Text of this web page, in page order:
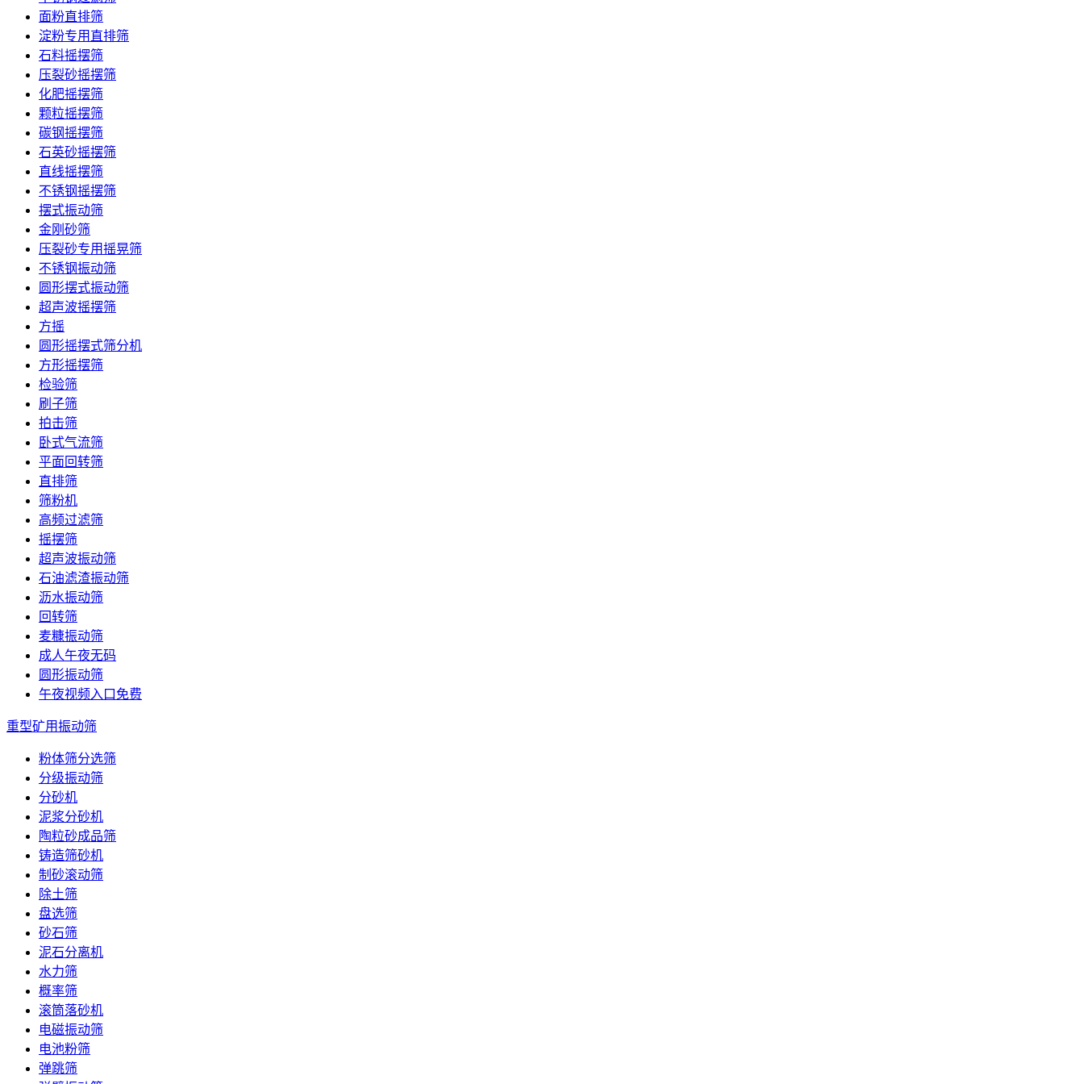
面粉直排筛
淀粉专用直排筛
石料摇摆筛
压裂砂摇摆筛
化肥摇摆筛
颗粒摇摆筛
碳钢摇摆筛
石英砂摇摆筛
直线摇摆筛
不锈钢摇摆筛
摆式振动筛
金刚砂筛
压裂砂专用摇晃筛
不锈钢振动筛
圆形摆式振动筛
超声波摇摆筛
方摇
圆形摇摆式筛分机
方形摇摆筛
检验筛
刷子筛
拍击筛
卧式气流筛
平面回转筛
直排筛
筛粉机
高频过滤筛
摇摆筛
超声波振动筛
石油滤渣振动筛
沥水振动筛
回转筛
麦糠振动筛
成人午夜无码
圆形振动筛
午夜视频入口免费
重型矿用振动筛
粉体筛分选筛
分级振动筛
分砂机
泥浆分砂机
陶粒砂成品筛
铸造筛砂机
制砂滚动筛
除土筛
盘选筛
砂石筛
泥石分离机
水力筛
概率筛
滚筒落砂机
电磁振动筛
电池粉筛
弹跳筛